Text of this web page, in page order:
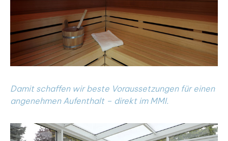
Damit schaffen wir beste Voraussetzungen für einen
angenehmen Aufenthalt – direkt im MMI.